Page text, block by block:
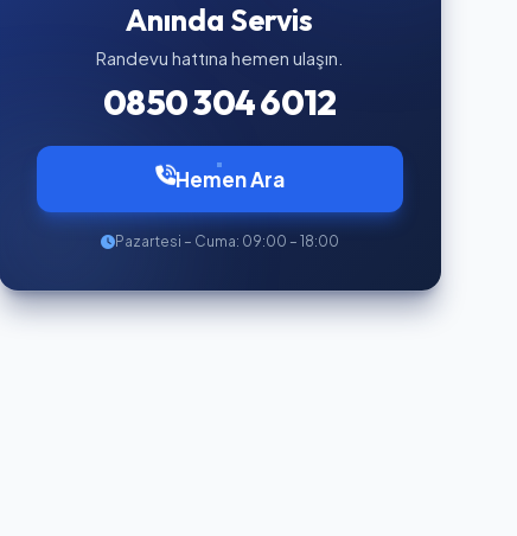
Anında Servis
Randevu hattına hemen ulaşın.
0850 304 6012
Hemen Ara
Pazartesi – Cuma: 09:00 – 18:00